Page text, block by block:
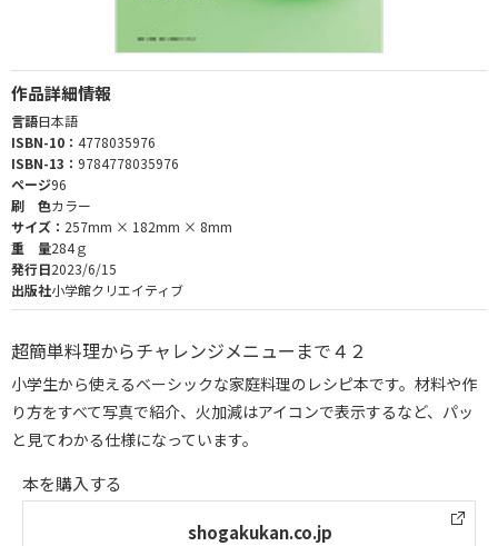
作品詳細情報
言語日本語
ISBN-10： 4778035976
ISBN-13： 9784778035976
ページ96
刷 色カラー
サイズ： 257mm × 182mm × 8mm
重 量284ｇ
発行日2023/6/15
出版社小学館クリエイティブ
超簡単料理からチャレンジメニューまで４２
小学生から使えるベーシックな家庭料理のレシピ本です。材料や作
り方をすべて写真で紹介、火加減はアイコンで表示するなど、パッ
と見てわかる仕様になっています。
本を購入する
shogakukan.co.jp